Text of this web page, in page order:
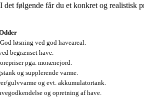
følgende får du et konkret og realistisk
løsning ved god haveareal.
begrænset have.
pga. morænejord.
og supplerende varme.
gulvvarme og evt. akkumulatortank.
og opretning af have.